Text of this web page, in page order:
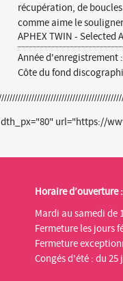
récupération, de
comme aime le
APHEX TWIN - Selected
Année d'enregistrement
Côte du fond
url="https://
Horaire d’ouverture :
Mardi au samedi de
Fermeture les jours
Fermeture
Congés d'été : du